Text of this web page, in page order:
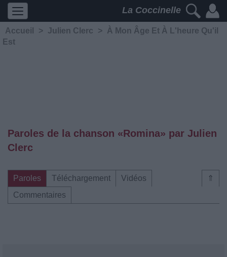
La Coccinelle
Accueil > Julien Clerc >
À Mon Âge Et À L'heure Qu'il
Est
Paroles de la chanson «Romina» par Julien
Clerc
⇑
Paroles Téléchargement
Vidéos
Commentaires